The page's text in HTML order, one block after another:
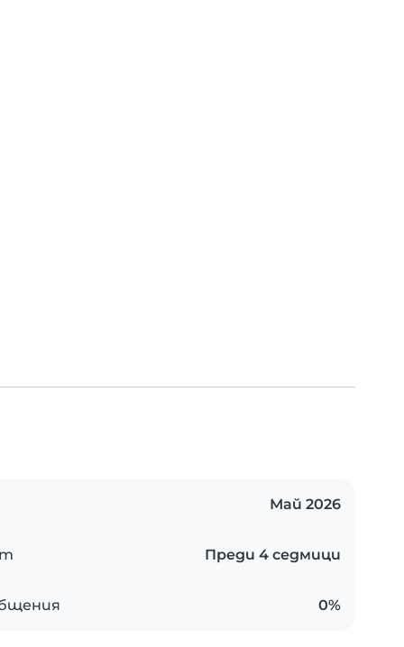
Май 2026
Преди 4 седмици
0%